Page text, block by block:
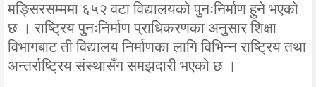
मङ्सिरसम्ममा ६५२ वटा विद्यालयको पुनःनिर्माण हुने भएको
छ । राष्ट्रिय पुनःनिर्माण प्राधिकरणका अनुसार शिक्षा
विभागबाट ती विद्यालय निर्माणका लागि विभिन्न राष्ट्रिय तथा
अन्तर्राष्ट्रिय संस्थासँग समझदारी भएको छ ।